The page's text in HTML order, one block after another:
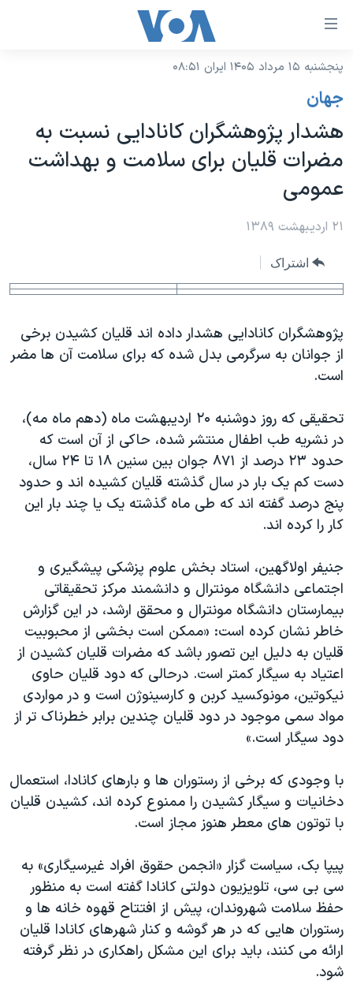
لینکهای
دسترسی
جهش
محتوای
اصلی
جهش
صفحه
جهش
به
نسخه سبک وب‌سایت
موضوع ها
ایران
آمریکا
جهان
ورزشی
گزیده‌ها
ویدیوها
اقتصادی
علم و فناوری
اسرائیل در جنگ
گالری عکس
برنامه های تلویزیونی
جدول برنامه ها
صفحه‌های ویژه
جام جهانی ۲۰۲۶
عملیات خشم حماسی
بایگانی برنامه‌های تلویزیونی
حمله جمهوری اسلامی به اسرائیل
رمز مهسا
ورزش زنان در ایران
اعتراضات زن، زندگی، آزادی
تریبونال مردمی آبان ۹۸
دادگاه حمید نوری
چهل سال گروگان‌گیری
قانون شفافیت دارائی کادر رهبری ایران
اعتراضات مردمی آبان ۹۸
نرگس محمدی برنده جایزه نوبل صلح
صفحه‌های ویژه
سفر پرزیدنت ترامپ به چین
فرکانس‌های صدای آمریکا
پخش رادیویی
یادگیری زبان انگلیسی
دنبال کنید
زبانهای مختلف
پنجشنبه ۱۵ مرداد ۱۴۰۵ ایران ۰۸:۵۱
جهان
هشدار پژوهشگران کانادایی نسبت به
مضرات قلیان برای سلامت و بهداشت
عمومی
۲۱ اردیبهشت ۱۳۸۹
اشتراک
پژوهشگران کانادایی هشدار داده اند قلیان کشیدن برخی
از جوانان به سرگرمی بدل شده که برای سلامت آن ها مضر
است.
تحقیقی که روز دوشنبه ۲۰ اردیبهشت ماه (دهم ماه مه)،
در نشریه طب اطفال منتشر شده، حاکی از آن است که
حدود ۲۳ درصد از ۸۷۱ جوان بین سنین ۱۸ تا ۲۴ سال،
دست کم یک بار در سال گذشته قلیان کشیده اند و حدود
پنج درصد گفته اند که طی ماه گذشته یک یا چند بار این
کار را کرده اند.
جنیفر اولاگهین، استاد بخش علوم پزشکی پیشگیری و
اجتماعی دانشگاه مونترال و دانشمند مرکز تحقیقاتی
بیمارستان دانشگاه مونترال و محقق ارشد، در این گزارش
خاطر نشان کرده است: «ممکن است بخشی از محبوبیت
قلیان به دلیل این تصور باشد که مضرات قلیان کشیدن از
اعتیاد به سیگار کمتر است. درحالی که دود قلیان حاوی
نیکوتین، مونوکسید کربن و کارسینوژن است و در مواردی
مواد سمی موجود در دود قلیان چندین برابر خطرناک تر از
دود سیگار است.»
با وجودی که برخی از رستوران ها و بارهای کانادا، استعمال
دخانیات و سیگار کشیدن را ممنوع کرده اند، کشیدن قلیان
با توتون های معطر هنوز مجاز است.
پیپا بک، سیاست گزار «انجمن حقوق افراد غیرسیگاری» به
سی بی سی، تلویزیون دولتی کانادا گفته است به منظور
حفظ سلامت شهروندان، پیش از افتتاح قهوه خانه ها و
رستوران هایی که در هر گوشه و کنار شهرهای کانادا قلیان
ارائه می کنند، باید برای این مشکل راهکاری در نظر گرفته
شود.